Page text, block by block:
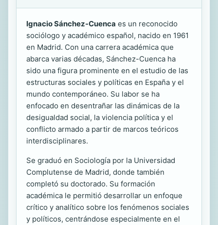
Ignacio Sánchez-Cuenca es un reconocido
sociólogo y académico español, nacido en 1961
en Madrid. Con una carrera académica que
abarca varias décadas, Sánchez-Cuenca ha
sido una figura prominente en el estudio de las
estructuras sociales y políticas en España y el
mundo contemporáneo. Su labor se ha
enfocado en desentrañar las dinámicas de la
desigualdad social, la violencia política y el
conflicto armado a partir de marcos teóricos
interdisciplinares.
Se graduó en Sociología por la Universidad
Complutense de Madrid, donde también
completó su doctorado. Su formación
académica le permitió desarrollar un enfoque
crítico y analítico sobre los fenómenos sociales
y políticos, centrándose especialmente en el